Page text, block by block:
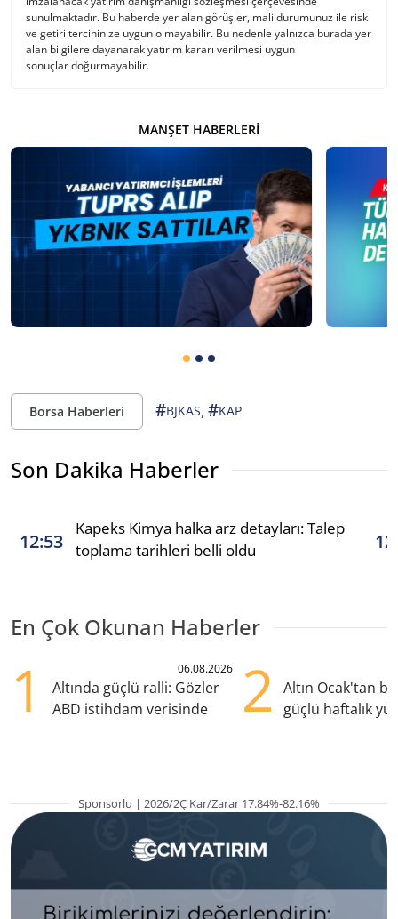
sunulmaktadır. Bu haberde yer alan görüşler, mali durumunuz ile risk
ve getiri tercihinize uygun olmayabilir. Bu nedenle yalnızca burada yer
alan bilgilere dayanarak yatırım kararı verilmesi uygun
sonuçlar doğurmayabilir.
MANŞET HABERLERI
Borsa Haberleri #BJKAS, #KAP
Son Dakika Haberler
12:53
Kapeks Kimya halka arz detayları: Talep
toplama tarihleri belli oldu
En Çok Okunan Haberler
1 06.08.2026
Altında güçlü ralli: Gözler
ABD istihdam verisinde
2
Altın Ocak'tan
güçlü haftalık
Sponsorlu | 2026/2Ç Kar/Zarar 17.84%-82.16%